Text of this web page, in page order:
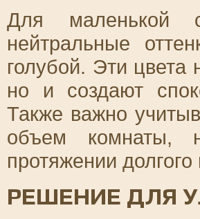
Для маленькой
нейтральные
голубой. Эти цвета
но и создают
Также важно
объем комнаты,
протяжении
РЕШЕНИЕ ДЛЯ